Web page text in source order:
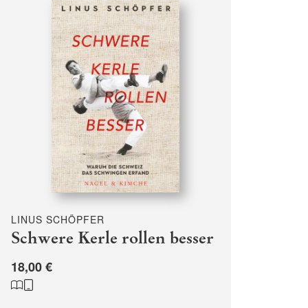
LINUS SCHÖPFER
Schwere Kerle rollen besser
18,00 €